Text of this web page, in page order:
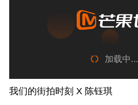
加载中...
我们的街拍时刻 X 陈钰琪